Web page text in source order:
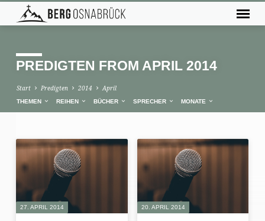
PREDIGTEN FROM APRIL 2014
Start Predigten 2014 April
THEMEN REIHEN BÜCHER SPRECHER MONATE
PREDIGTEN
FROM
APRIL
2014
27. APRIL 2014 20. APRIL 2014